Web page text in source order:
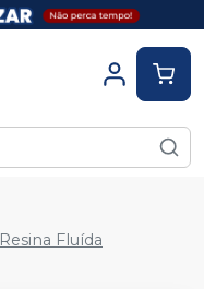
Resina Fluída